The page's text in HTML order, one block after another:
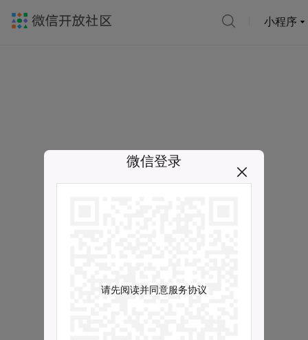
小程序
微信登录
请先阅读并同意服务协议